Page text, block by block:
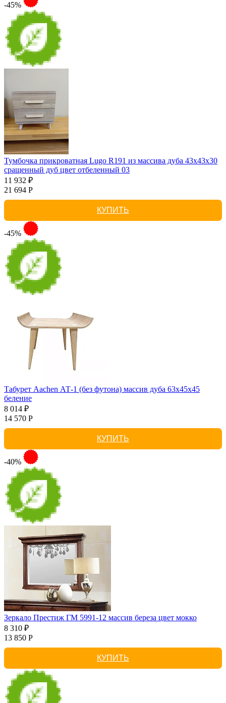
-45%
Тумбочка прикроватная Lugo R191 из массива дуба 43х43х30
сращенный дуб цвет отбеленный 03
11 932 ₽
21 694 Р
КУПИТЬ
-45%
Табурет Aachen АТ-1 (без футона) массив дуба 63х45х45
беление
8 014 ₽
14 570 Р
КУПИТЬ
-40%
Зеркало Престиж ГМ 5991-12 массив береза цвет мокко
8 310 ₽
13 850 Р
КУПИТЬ